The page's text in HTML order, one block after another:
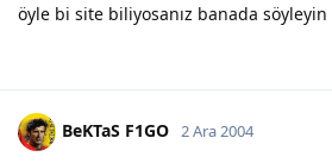
öyle bi site biliyosanız banada söyleyin
BeKTaS F1GO 2 Ara 2004